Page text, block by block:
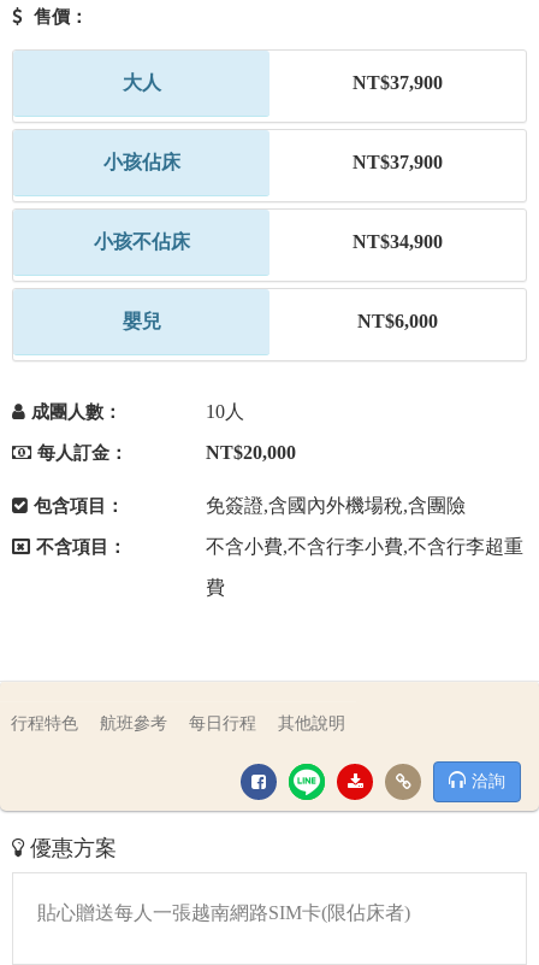
售價：
大人 NT$37,900
小孩佔床 NT$37,900
小孩不佔床 NT$34,900
嬰兒 NT$6,000
成團人數： 10人
每人訂金： NT$20,000
包含項目： 免簽證,含國內外機場稅,含團險
不含項目：
不含小費,不含行李小費,不含行李超重
費
行程特色 航班參考 每日行程 其他說明
洽詢
優惠方案
貼心贈送每人一張越南網路SIM卡(限佔床者)